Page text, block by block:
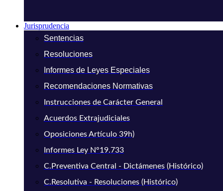
Jurisprudencia
Sentencias
Resoluciones
Informes de Leyes Especiales
Recomendaciones Normativas
Instrucciones de Carácter General
Acuerdos Extrajudiciales
Oposiciones Artículo 39h)
Informes Ley N°19.733
C.Preventiva Central - Dictámenes (Histórico)
C.Resolutiva - Resoluciones (Histórico)